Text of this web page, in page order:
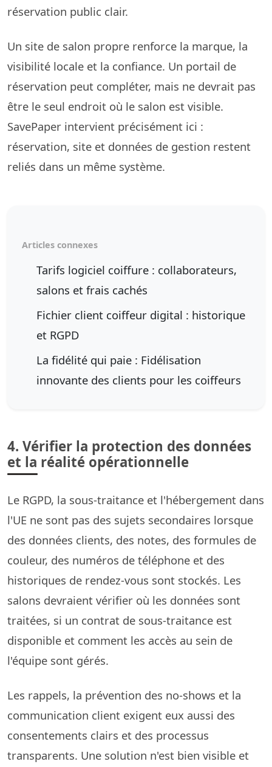
réservation public clair.
Un site de salon propre renforce la marque, la
visibilité locale et la confiance. Un portail de
réservation peut compléter, mais ne devrait pas
être le seul endroit où le salon est visible.
SavePaper intervient précisément ici :
réservation, site et données de gestion restent
reliés dans un même système.
Articles connexes
Tarifs logiciel coiffure : collaborateurs,
salons et frais cachés
Fichier client coiffeur digital : historique
et RGPD
La fidélité qui paie : Fidélisation
innovante des clients pour les coiffeurs
4. Vérifier la protection des données
et la réalité opérationnelle
Le RGPD, la sous-traitance et l'hébergement dans
l'UE ne sont pas des sujets secondaires lorsque
des données clients, des notes, des formules de
couleur, des numéros de téléphone et des
historiques de rendez-vous sont stockés. Les
salons devraient vérifier où les données sont
traitées, si un contrat de sous-traitance est
disponible et comment les accès au sein de
l'équipe sont gérés.
Les rappels, la prévention des no-shows et la
communication client exigent eux aussi des
consentements clairs et des processus
transparents. Une solution n'est bien visible et